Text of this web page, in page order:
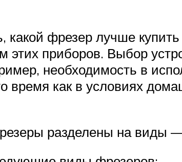
какой фрезер лучше
этих приборов. Выбор
необходимость в
время как в условиях
разделены на виды